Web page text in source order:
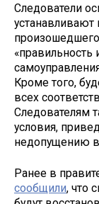
Следователи
устанавливают
«правильность
Кроме того,
всех
Следователям
условия,
Ранее в
сообщили, что